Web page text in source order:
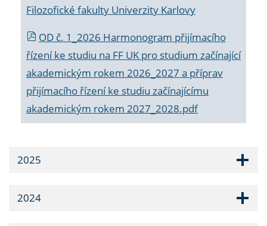
Filozofické fakulty Univerzity Karlovy
OD č. 1_2026 Harmonogram přijímacího
řízení ke studiu na FF UK pro studium začínající
akademickým rokem 2026_2027 a příprav
přijímacího řízení ke studiu začínajícímu
akademickým rokem 2027_2028.pdf
2025
2024